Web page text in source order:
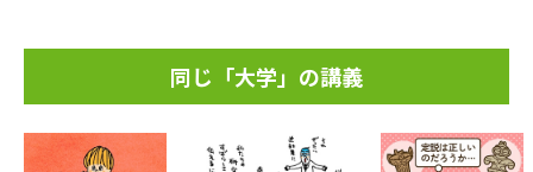
同じ「大学」の講義